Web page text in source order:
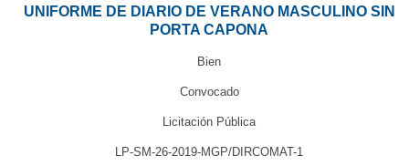
UNIFORME DE DIARIO DE VERANO MASCULINO SIN
PORTA CAPONA
Bien
Convocado
Licitación Pública
LP-SM-26-2019-MGP/DIRCOMAT-1